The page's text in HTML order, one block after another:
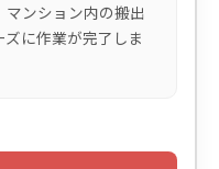
ンション内の搬出
に作業が完了しま